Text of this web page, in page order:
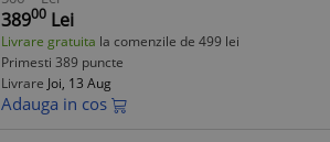
38900 Lei
Livrare gratuita la comenzile de 499 lei
Primesti 389 puncte
Livrare Joi, 13 Aug
Adauga in cos